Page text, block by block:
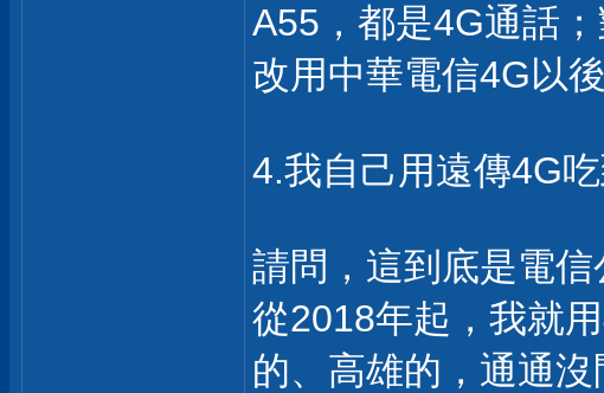
A55，都是4G通話
改用中華電信4G以
4.我自己用遠傳4G
請問，這到底是電
從2018年起，我就
的、高雄的，通通